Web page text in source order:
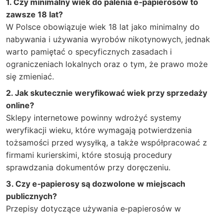
zawsze 18 lat?
W Polsce obowiązuje wiek 18 lat jako minimalny do
nabywania i używania wyrobów nikotynowych, jednak
warto pamiętać o specyficznych zasadach i
ograniczeniach lokalnych oraz o tym, że prawo może
się zmieniać.
2. Jak skutecznie weryfikować wiek przy sprzedaży
online?
Sklepy internetowe powinny wdrożyć systemy
weryfikacji wieku, które wymagają potwierdzenia
tożsamości przed wysyłką, a także współpracować z
firmami kurierskimi, które stosują procedury
sprawdzania dokumentów przy doręczeniu.
3. Czy e‑papierosy są dozwolone w miejscach
publicznych?
Przepisy dotyczące używania e‑papierosów w